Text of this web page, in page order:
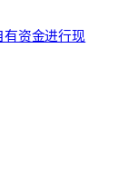
资金进行现